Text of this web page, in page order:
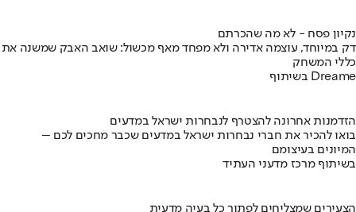
נקיון פסח - לא מה שהכרתם
דק במיוחד, עוצמה אדירה ולא מפחד מאף מכשול: שואב האבק שמשנה את
כללי המשחק
בשיתוף Dreame
הזדמנות אחרונה להצטרף לנבחרות ישראל במדעים
בואו להכיר את חברי נבחרות ישראל במדעים שכבר מחכים לכם –
המיונים בעיצומם
בשיתוף מרכז מדעני העתיד
הצעירים שמצליחים לפתור כל בעיה מדעית